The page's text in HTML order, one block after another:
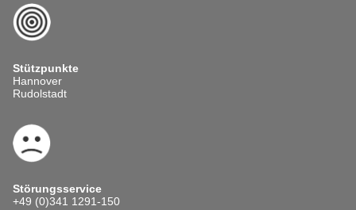
Stützpunkte
Hannover
Rudolstadt
Störungsservice
+49 (0)341 1291-150